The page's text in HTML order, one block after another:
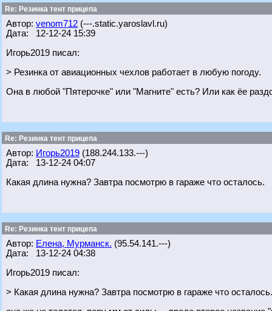
Re: Резинка тент прицепа
Автор: venom712 (---.static.yaroslavl.ru)
Дата: 12-12-24 15:39
Игорь2019 писал:
> Резинка от авиационных чехлов работает в любую погоду.
Она в любой "Пятерочке" или "Магните" есть? Или как ёе
Re: Резинка тент прицепа
Автор: Игорь2019 (188.244.133.---)
Дата: 13-12-24 04:07
Какая длина нужна? Завтра посмотрю в гараже что осталось.
Re: Резинка тент прицепа
Автор: Елена, Мурманск. (95.54.141.---)
Дата: 13-12-24 04:38
Игорь2019 писал:
> Какая длина нужна? Завтра посмотрю в гараже что осталось.